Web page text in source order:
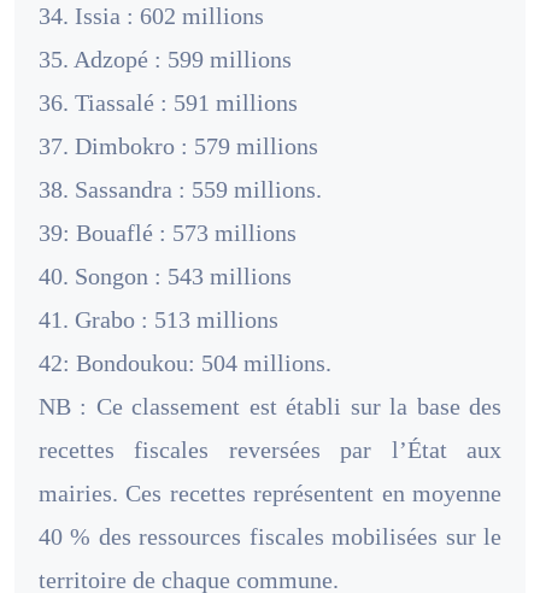
34. Issia : 602 millions
35. Adzopé : 599 millions
36. Tiassalé : 591 millions
37. Dimbokro : 579 millions
38. Sassandra : 559 millions.
39: Bouaflé : 573 millions
40. Songon : 543 millions
41. Grabo : 513 millions
42: Bondoukou: 504 millions.
NB : Ce classement est établi sur la base des
recettes fiscales reversées par l’État aux
mairies. Ces recettes représentent en moyenne
40 % des ressources fiscales mobilisées sur le
territoire de chaque commune.